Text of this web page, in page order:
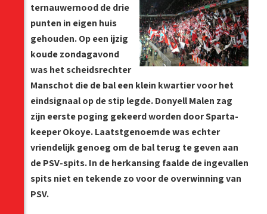
ternauwernood de drie
punten in eigen huis
gehouden. Op een ijzig
koude zondagavond
was het scheidsrechter
Manschot die de bal een klein kwartier voor het
eindsignaal op de stip legde. Donyell Malen zag
zijn eerste poging gekeerd worden door Sparta-
keeper Okoye. Laatstgenoemde was echter
vriendelijk genoeg om de bal terug te geven aan
de PSV-spits. In de herkansing faalde de ingevallen
spits niet en tekende zo voor de overwinning van
PSV.